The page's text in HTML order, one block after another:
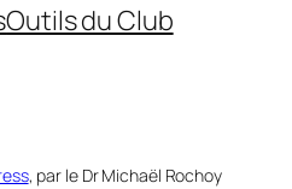
Outils du Club
, par le Dr Michaël Rochoy